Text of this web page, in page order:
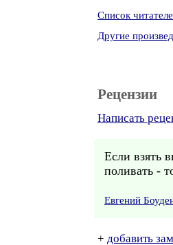
Список
Другие
Рецензии
Написать
Если взять
поливать -
Евгений
+ добавить